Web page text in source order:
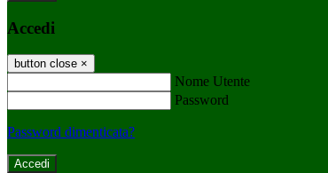
Accedi
button close ×
Nome Utente
Password
Password dimenticata?